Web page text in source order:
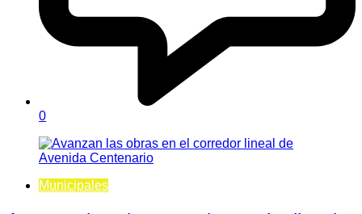
0
Municipales